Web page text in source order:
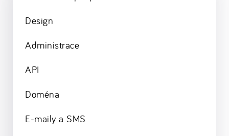
Design
Administrace
API
Doména
E-maily a SMS